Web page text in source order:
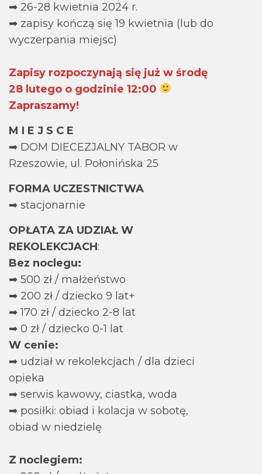
➡ 26-28 kwietnia 2024 r.
➡ zapisy kończą się 19 kwietnia (lub do
wyczerpania miejsc)
Zapisy rozpoczynają się już w środę
28 lutego o godzinie 12:00
Zapraszamy!
M I E J S C E
➡ DOM DIECEZJALNY TABOR w
Rzeszowie, ul. Połonińska 25
FORMA UCZESTNICTWA
➡ stacjonarnie
OPŁATA ZA UDZIAŁ W
REKOLEKCJACH:
Bez noclegu:
➡ 500 zł / małżeństwo
➡ 200 zł / dziecko 9 lat+
➡ 170 zł / dziecko 2-8 lat
➡ 0 zł / dziecko 0-1 lat
W cenie:
➡ udział w rekolekcjach / dla dzieci
opieka
➡ serwis kawowy, ciastka, woda
➡ posiłki: obiad i kolacja w sobotę,
obiad w niedzielę
Z noclegiem: